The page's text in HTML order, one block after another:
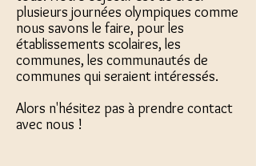
plusieurs journées olympiques comme
nous savons le faire, pour les
établissements scolaires, les
communes, les communautés de
communes qui seraient intéressés.
Alors n'hésitez pas à prendre contact
avec nous !